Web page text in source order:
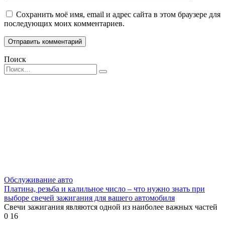
Сохранить моё имя, email и адрес сайта в этом браузере для
последующих моих комментариев.
Поиск
Search
for:
Обслуживание авто
Платина, резьба и калильное число – что нужно знать при
выборе свечей зажигания для вашего автомобиля
Свечи зажигания являются одной из наиболее важных частей
0 16